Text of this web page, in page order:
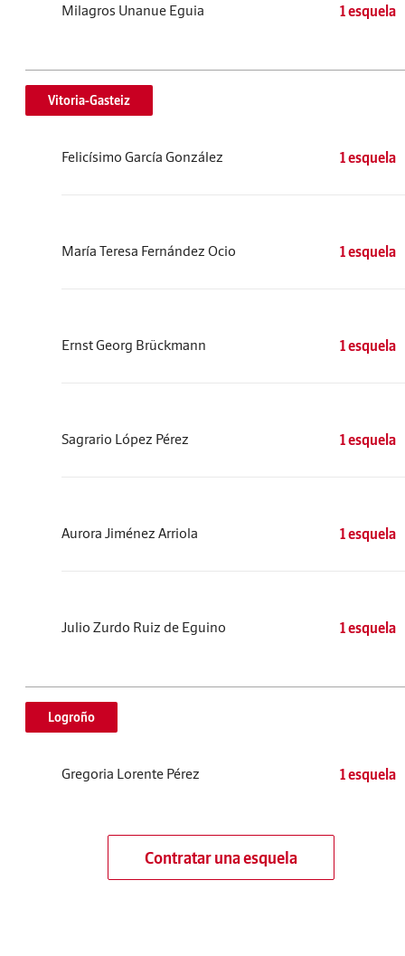
Milagros Unanue Eguia 1 esquela
Vitoria-Gasteiz
Felicísimo García González 1 esquela
María Teresa Fernández Ocio 1 esquela
Ernst Georg Brückmann 1 esquela
Sagrario López Pérez 1 esquela
Aurora Jiménez Arriola 1 esquela
Julio Zurdo Ruiz de Eguino 1 esquela
Logroño
Gregoria Lorente Pérez 1 esquela
Contratar una esquela